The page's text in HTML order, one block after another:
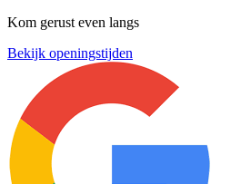
Kom gerust even langs
Bekijk openingstijden